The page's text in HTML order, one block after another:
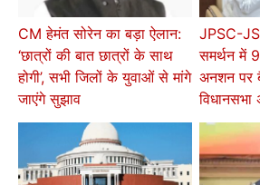
CM हेमंत सोरेन का बड़ा ऐलान:
‘छात्रों की बात छात्रों के साथ
होगी’, सभी जिलों के युवाओं से मांगे
जाएंगे सुझाव
JPSC-
समर्थन में
अनशन पर
विधानसभा